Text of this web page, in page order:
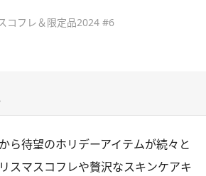
コフレ＆限定品2024 #6
ら待望のホリデーアイテムが続々と
マスコフレや贅沢なスキンケアキ